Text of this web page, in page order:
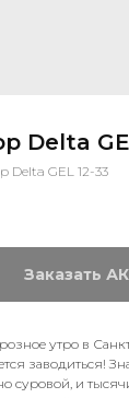
Delta
Delta GEL 12-33
Заказать
утро в
заводиться!
суровой, и